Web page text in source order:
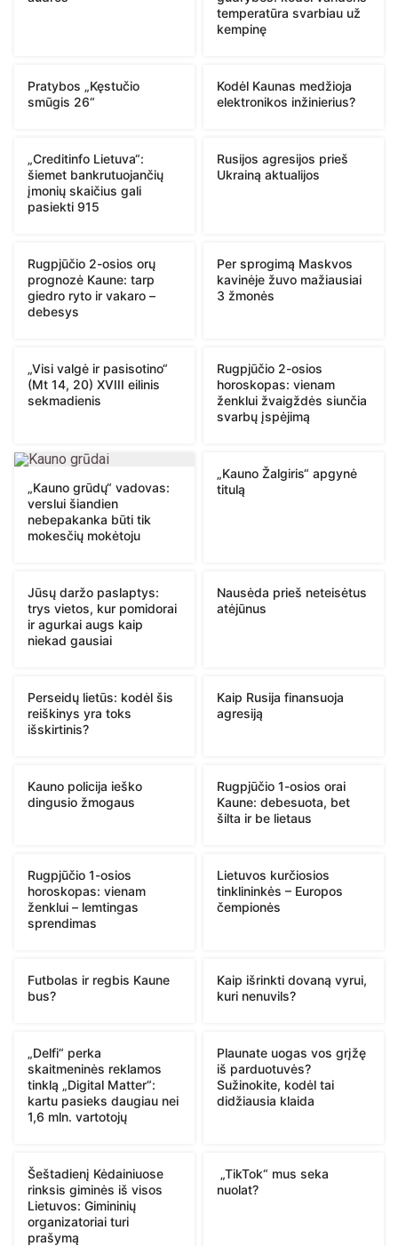
temperatūra svarbiau už
kempinę
Pratybos „Kęstučio
smūgis 26“
Kodėl Kaunas medžioja
elektronikos inžinierius?
„Creditinfo Lietuva“:
šiemet bankrutuojančių
įmonių skaičius gali
pasiekti 915
Rusijos agresijos prieš
Ukrainą aktualijos
Rugpjūčio 2-osios orų
prognozė Kaune: tarp
giedro ryto ir vakaro –
debesys
Per sprogimą Maskvos
kavinėje žuvo mažiausiai
3 žmonės
„Visi valgė ir pasisotino“
(Mt 14, 20) XVIII eilinis
sekmadienis
Rugpjūčio 2-osios
horoskopas: vienam
ženklui žvaigždės siunčia
svarbų įspėjimą
„Kauno grūdų“ vadovas:
verslui šiandien
nebepakanka būti tik
mokesčių mokėtoju
„Kauno Žalgiris“ apgynė
titulą
Jūsų daržo paslaptys:
trys vietos, kur pomidorai
ir agurkai augs kaip
niekad gausiai
Nausėda prieš neteisėtus
atėjūnus
Perseidų lietūs: kodėl šis
reiškinys yra toks
išskirtinis?
Kaip Rusija finansuoja
agresiją
Kauno policija ieško
dingusio žmogaus
Rugpjūčio 1-osios orai
Kaune: debesuota, bet
šilta ir be lietaus
Rugpjūčio 1-osios
horoskopas: vienam
ženklui – lemtingas
sprendimas
Lietuvos kurčiosios
tinklininkės – Europos
čempionės
Futbolas ir regbis Kaune
bus?
Kaip išrinkti dovaną vyrui,
kuri nenuvils?
„Delfi“ perka
skaitmeninės reklamos
tinklą „Digital Matter“:
kartu pasieks daugiau nei
1,6 mln. vartotojų
Plaunate uogas vos grįžę
iš parduotuvės?
Sužinokite, kodėl tai
didžiausia klaida
Šeštadienį Kėdainiuose
rinksis giminės iš visos
Lietuvos: Gimininių
organizatoriai turi
prašymą
„TikTok“ mus seka
nuolat?